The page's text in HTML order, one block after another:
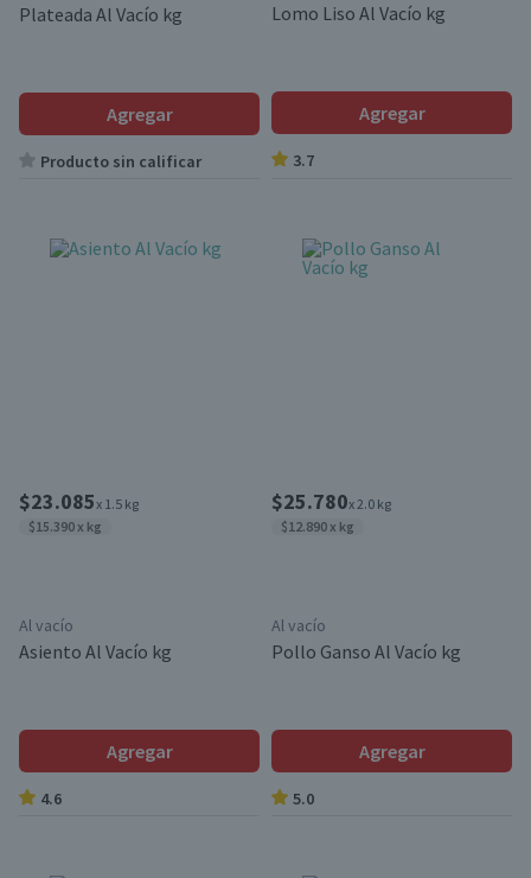
Plateada Al Vacío kg
Agregar
Producto sin calificar
Lomo Liso Al Vacío kg
Agregar
3.7
$23.085x 1.5 kg
$15.390 x kg
Al vacío
Asiento Al Vacío kg
Agregar
4.6
$25.780x 2.0 kg
$12.890 x kg
Al vacío
Pollo Ganso Al Vacío kg
Agregar
5.0